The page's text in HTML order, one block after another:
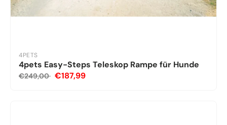
4PETS
4pets Easy-Steps Teleskop Rampe für Hunde
€249,00 €187,99